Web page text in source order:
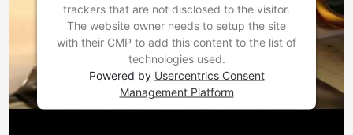
trackers that are not disclosed to the visitor.
The website owner needs to setup the site
with their CMP to add this content to the list of
technologies used.
Powered by Usercentrics Consent
Management Platform